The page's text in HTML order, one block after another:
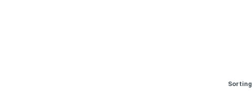
Sorting